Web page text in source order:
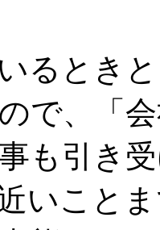
るとき
で、「
も引き
いこと